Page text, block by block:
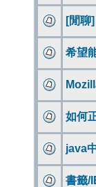
[閒
希望
如何
java
書籤/